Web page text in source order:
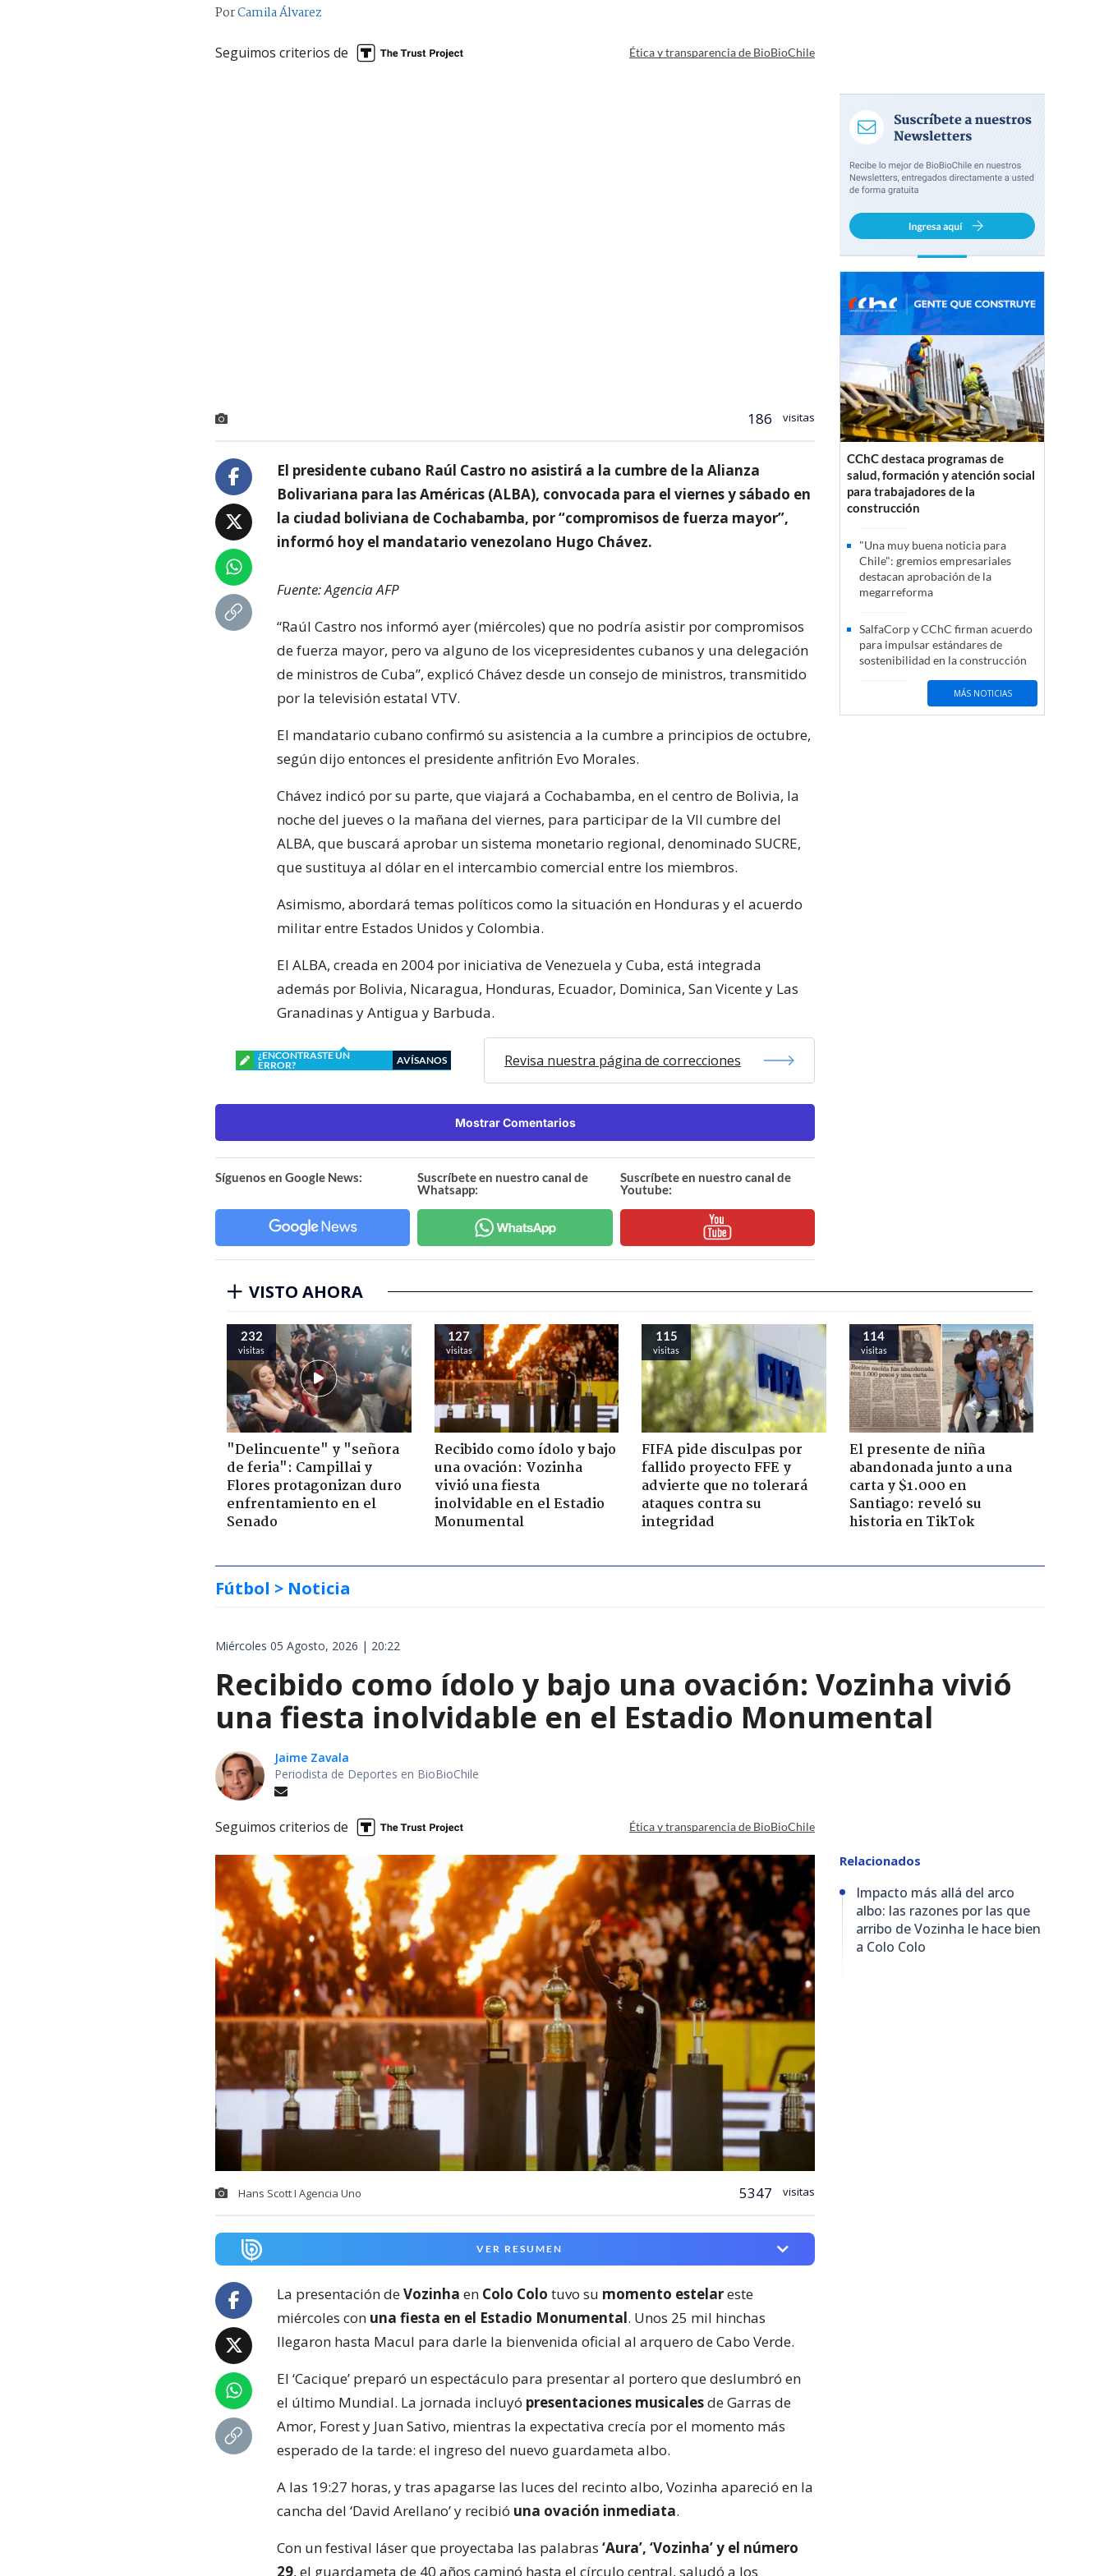
PorCamila Álvarez
Seguimos criterios de Ética y transparencia de BioBioChile
186 visitas
El presidente cubano Raúl Castro no asistirá a la cumbre de la Alianza
Bolivariana para las Américas (ALBA), convocada para el viernes y sábado en
la ciudad boliviana de Cochabamba, por “compromisos de fuerza mayor”,
informó hoy el mandatario venezolano Hugo Chávez.
Fuente: Agencia AFP
“Raúl Castro nos informó ayer (miércoles) que no podría asistir por compromisos
de fuerza mayor, pero va alguno de los vicepresidentes cubanos y una delegación
de ministros de Cuba”, explicó Chávez desde un consejo de ministros, transmitido
por la televisión estatal VTV.
El mandatario cubano confirmó su asistencia a la cumbre a principios de octubre,
según dijo entonces el presidente anfitrión Evo Morales.
Chávez indicó por su parte, que viajará a Cochabamba, en el centro de Bolivia, la
noche del jueves o la mañana del viernes, para participar de la VII cumbre del
ALBA, que buscará aprobar un sistema monetario regional, denominado SUCRE,
que sustituya al dólar en el intercambio comercial entre los miembros.
Asimismo, abordará temas políticos como la situación en Honduras y el acuerdo
militar entre Estados Unidos y Colombia.
El ALBA, creada en 2004 por iniciativa de Venezuela y Cuba, está integrada
además por Bolivia, Nicaragua, Honduras, Ecuador, Dominica, San Vicente y Las
Granadinas y Antigua y Barbuda.
¿ENCONTRASTE UN
ERROR?
AVÍSANOS Revisa nuestra página de correcciones
Mostrar Comentarios
Síguenos en Google News:
Suscríbete en nuestro canal de
Whatsapp:
Suscríbete en nuestro canal de
Youtube:
CChC destaca programas de
salud, formación y atención social
para trabajadores de la
construcción
"Una muy buena noticia para
Chile": gremios empresariales
destacan aprobación de la
megarreforma
SalfaCorp y CChC firman acuerdo
para impulsar estándares de
sostenibilidad en la construcción
MÁS NOTICIAS
VISTO AHORA
232
visitas
"Delincuente" y "señora
de feria": Campillai y
Flores protagonizan duro
enfrentamiento en el
Senado
127
visitas
Recibido como ídolo y bajo
una ovación: Vozinha
vivió una fiesta
inolvidable en el Estadio
Monumental
115
visitas
FIFA pide disculpas por
fallido proyecto FFE y
advierte que no tolerará
ataques contra su
integridad
114
visitas
El presente de niña
abandonada junto a una
carta y $1.000 en
Santiago: reveló su
historia en TikTok
Fútbol > Noticia
Miércoles 05 Agosto, 2026 | 20:22
Recibido como ídolo y bajo una ovación: Vozinha vivió
una fiesta inolvidable en el Estadio Monumental
Jaime Zavala
Periodista de Deportes en BioBioChile
Seguimos criterios de Ética y transparencia de BioBioChile
Hans Scott I Agencia Uno 5347 visitas
VER RESUMEN
La presentación deVozinha en Colo Colo tuvo su momento estelareste
miércoles con una fiesta en el Estadio Monumental. Unos 25 mil hinchas
llegaron hasta Macul para darle la bienvenida oficial al arquero de Cabo Verde.
El ‘Cacique’ preparó un espectáculo para presentar al portero que deslumbró en
el último Mundial. La jornada incluyó presentaciones musicalesde Garras de
Amor, Forest y Juan Sativo, mientras la expectativa crecía por el momento más
esperado de la tarde: el ingreso del nuevo guardameta albo.
A las 19:27 horas, y tras apagarse las luces del recinto albo, Vozinha apareció en la
cancha del ‘David Arellano’ y recibió una ovación inmediata.
Con un festival láser que proyectaba las palabras ‘Aura’, ‘Vozinha’ y el número
29, el guardameta de 40 años caminó hasta el círculo central, saludó a los
Relacionados
Impacto más allá del arco
albo: las razones por las que
arribo de Vozinha le hace bien
a Colo Colo